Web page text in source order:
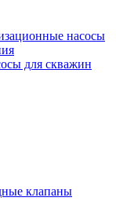
насосы
для скважин
клапаны